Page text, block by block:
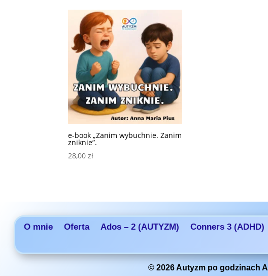
e-book „Zanim wybuchnie. Zanim
zniknie”.
28,00zł
O mnie Oferta Ados – 2 (AUTYZM) Conners 3 (ADHD)
© 2026 Autyzm po godzinach